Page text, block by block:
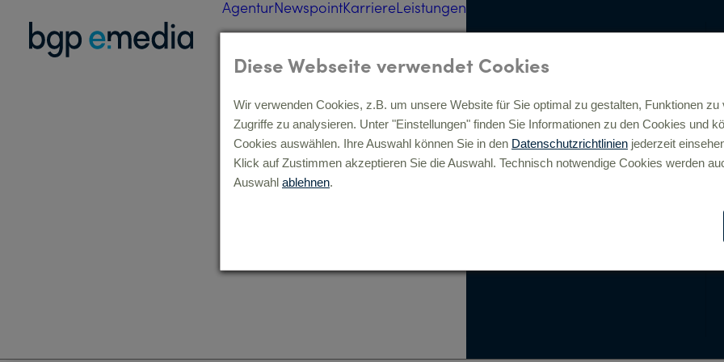
Diese Webseite verwendet Cookies
Wir verwenden Cookies, z.B. um unsere Website für Sie optimal zu gestalten, Funktionen zu
Zugriffe zu analysieren. Unter "Einstellungen" finden Sie Informationen zu den Cookies und
Cookies auswählen. Ihre Auswahl können Sie in den Datenschutzrichtlinien jederzeit
Klick auf Zustimmen akzeptieren Sie die Auswahl. Technisch notwendige Cookies werden
Auswahl ablehnen.
AgenturNewspointKarriereLeistungen
Strategie, Beratung, digitale
Transformation »
Analyse »
Full-Service Beratung »
Digitale Prozesse &